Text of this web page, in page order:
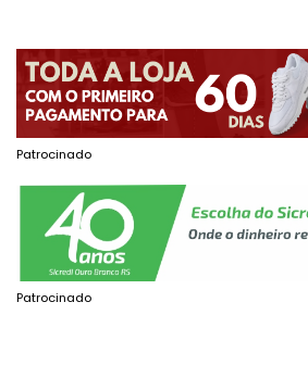
Patrocinado
Patrocinado